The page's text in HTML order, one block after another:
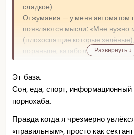
сладкое)
Отжумания — у меня автоматом
появляются мысли: «Мне нужно
(плохоспящие которые зелёные),
пораньше, катаболизм мне не
пашет 24/7, так и нужно ли в эту
Развернуть ↓
Эт база.
Сон, еда, спорт,
порнохаба.
Правда когда я чрезмерно
«правильным», просто как